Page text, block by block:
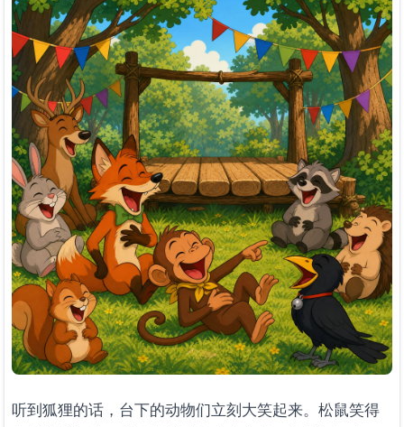
听到狐狸的话，台下的动物们立刻大笑起来。松鼠笑得